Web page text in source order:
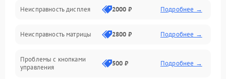
ПО
Управление
Механические повреждения
Неисправность дисплея 2000 ₽ Подробнее →
Неисправность матрицы 2800 ₽ Подробнее →
Проблемы с кнопками
управления
500 ₽ Подробнее →